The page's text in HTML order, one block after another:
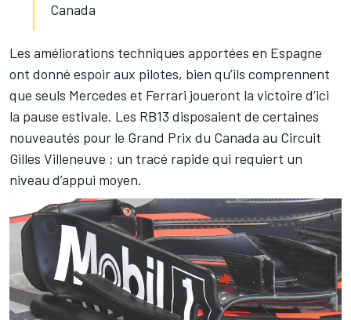
Canada
Les améliorations techniques apportées en Espagne
ont donné espoir aux pilotes, bien qu’ils comprennent
que seuls Mercedes et Ferrari joueront la victoire d’ici
la pause estivale. Les RB13 disposaient de certaines
nouveautés pour le Grand Prix du Canada au Circuit
Gilles Villeneuve ; un tracé rapide qui requiert un
niveau d’appui moyen.